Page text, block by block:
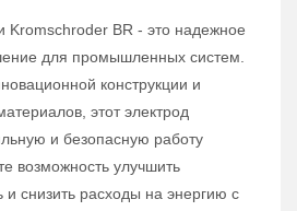
Kromschroder BR - это надежное
для промышленных систем.
конструкции и
этот электрод
и безопасную работу
возможность улучшить
и снизить расходы на энергию с